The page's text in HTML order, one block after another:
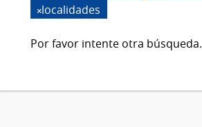
localidades
Por favor intente otra búsqueda.